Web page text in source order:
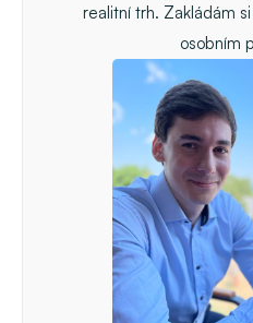
realitní trh. Zakládám
osobním